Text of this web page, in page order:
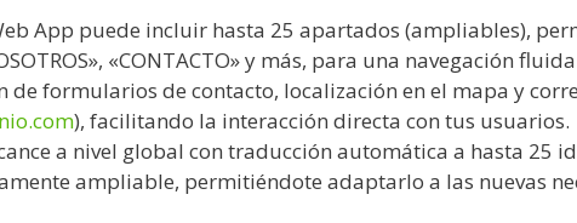
App puede incluir hasta 25 apartados (ampliables),
«CONTACTO» y más, para una navegación
formularios de contacto, localización en el mapa y
), facilitando la interacción directa con tus usuarios.
a nivel global con traducción automática a hasta 25
ampliable, permitiéndote adaptarlo a las nuevas